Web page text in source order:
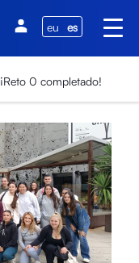
eu es
¡Reto 0 completado!